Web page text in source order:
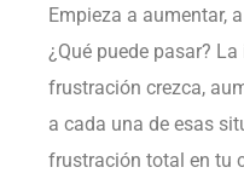
Empieza a aumentar,
¿Qué puede pasar?
frustración crezca,
a cada una de esas
frustración total en tu